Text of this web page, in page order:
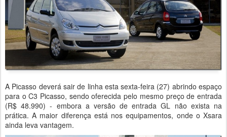
A Picasso deverá sair de linha esta sexta-feira (27) abrindo espaço
para o C3 Picasso, sendo oferecida pelo mesmo preço de entrada
(R$ 48.990) - embora a versão de entrada GL não exista na
prática. A maior diferença está nos equipamentos, onde o Xsara
ainda leva vantagem.